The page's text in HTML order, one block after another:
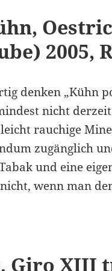
2005,
denken „Kühn
nicht
rauchige
zugänglich
und eine
wenn man
Giro XIII